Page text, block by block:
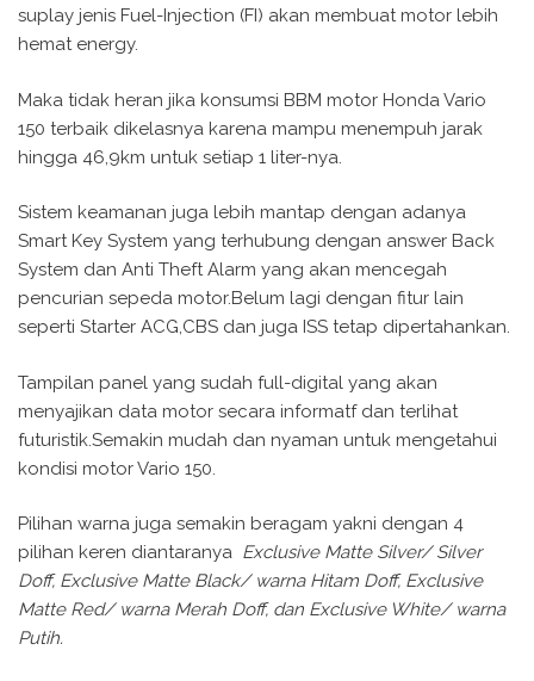
suplay jenis Fuel-Injection (FI) akan membuat motor lebih
hemat energy.
Maka tidak heran jika konsumsi BBM motor Honda Vario
150 terbaik dikelasnya karena mampu menempuh jarak
hingga 46,9km untuk setiap 1 liter-nya.
Sistem keamanan juga lebih mantap dengan adanya
Smart Key System yang terhubung dengan answer Back
System dan Anti Theft Alarm yang akan mencegah
pencurian sepeda motor.Belum lagi dengan fitur lain
seperti Starter ACG,CBS dan juga ISS tetap dipertahankan.
Tampilan panel yang sudah full-digital yang akan
menyajikan data motor secara informatf dan terlihat
futuristik.Semakin mudah dan nyaman untuk mengetahui
kondisi motor Vario 150.
Pilihan warna juga semakin beragam yakni dengan 4
pilihan keren diantaranya Exclusive Matte Silver/ Silver
Doff, Exclusive Matte Black/ warna Hitam Doff, Exclusive
Matte Red/ warna Merah Doff, dan Exclusive White/ warna
Putih.